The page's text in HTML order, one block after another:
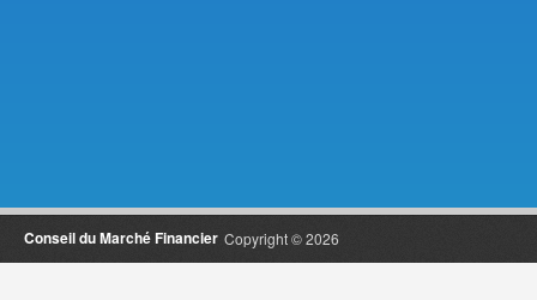
Copyright © 2026
Conseil du Marché Financier